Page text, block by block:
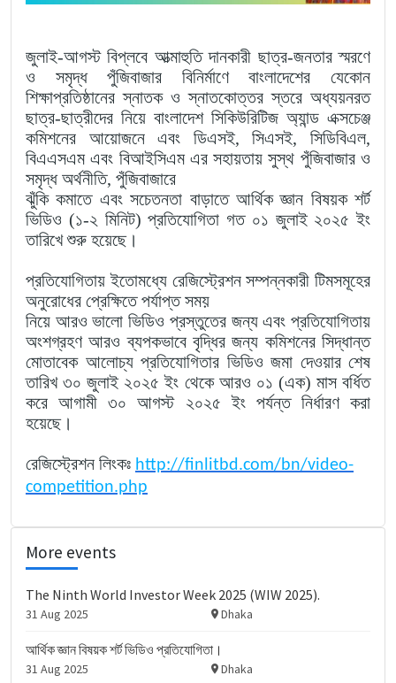
জুলাই-আগস্ট বিপ্লবে আত্মাহুতি দানকারী ছাত্র-জনতার স্মরণে
ও সমৃদ্ধ পুঁজিবাজার বিনির্মাণে বাংলাদেশের যেকোন
শিক্ষাপ্রতিষ্ঠানের স্নাতক ও স্নাতকোত্তর স্তরে অধ্যয়নরত
ছাত্র-ছাত্রীদের নিয়ে বাংলাদেশ সিকিউরিটিজ অ্যান্ড এক্সচেঞ্জ
কমিশনের আয়োজনে এবং ডিএসই, সিএসই, সিডিবিএল,
বিএএসএম এবং বিআইসিএম এর সহায়তায় সুস্থ পুঁজিবাজার ও
সমৃদ্ধ অর্থনীতি, পুঁজিবাজারে
ঝুঁকি কমাতে এবং সচেতনতা বাড়াতে আর্থিক জ্ঞান বিষয়ক শর্ট
ভিডিও (১-২ মিনিট) প্রতিযোগিতা গত ০১ জুলাই ২০২৫ ইং
তারিখে শুরু হয়েছে।
প্রতিযোগিতায় ইতোমধ্যে রেজিস্ট্রেশন সম্পন্নকারী টিমসমূহের
অনুরোধের প্রেক্ষিতে পর্যাপ্ত সময়
নিয়ে আরও ভালো ভিডিও প্রস্তুতের জন্য এবং প্রতিযোগিতায়
অংশগ্রহণ আরও ব্যপকভাবে বৃদ্ধির জন্য কমিশনের সিদ্ধান্ত
মোতাবেক আলোচ্য প্রতিযোগিতার ভিডিও জমা দেওয়ার শেষ
তারিখ ৩০ জুলাই ২০২৫ ইং থেকে আরও ০১ (এক) মাস বর্ধিত
করে আগামী ৩০ আগস্ট ২০২৫ ইং পর্যন্ত নির্ধারণ করা
হয়েছে।
রেজিস্ট্রেশন লিংকঃ http://finlitbd.com/bn/video-
competition.php
More events
The Ninth World Investor Week 2025 (WIW 2025).
31 Aug 2025 Dhaka
আর্থিক জ্ঞান বিষয়ক শর্ট ভিডিও প্রতিযোগিতা।
31 Aug 2025 Dhaka